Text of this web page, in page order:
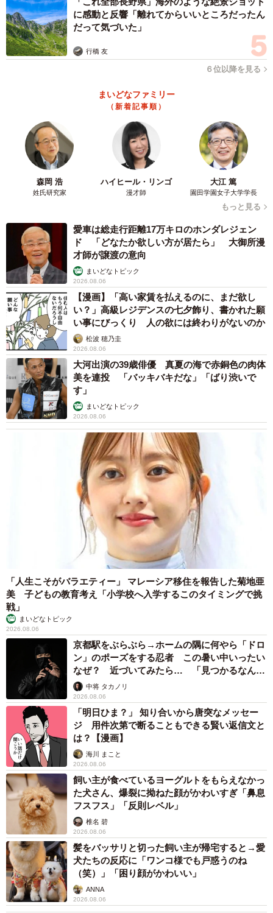
に感動と反響「離れてからいいところだったん
だって気づいた」
行橋 友
６位以降を見る
まいどなファミリー
（新着記事順）
森岡 浩
姓氏研究家
ハイヒール・リンゴ
漫才師
大江 篤
園田学園女子大学学長
もっと見る
愛車は総走行距離17万キロのホンダレジェン
ド 「どなたか欲しい方が居たら」 大御所漫
才師が譲渡の意向
まいどなトピック
2026.08.06
【漫画】「高い家賃を払えるのに、まだ欲し
い？」高級レジデンスの七夕飾り、書かれた願
い事にびっくり 人の欲には終わりがないのか
松波 穂乃圭
2026.08.06
大河出演の39歳俳優 真夏の海で赤銅色の肉体
美を連投 「バッキバキだな」「ばり渋いで
す」
まいどなトピック
2026.08.06
「人生こそがバラエティー」 マレーシア移住を報告した菊地亜
美 子どもの教育考え「小学校へ入学するこのタイミングで挑
戦」
まいどなトピック
2026.08.06
京都駅をぶらぶら→ホームの隅に何やら「ドロ
ン」のポーズをする忍者 この暑い中いったい
なぜ？ 近づいてみたら… 「見つかるなんて
未熟」中将 タカノリ
2026.08.06
「明日ひま？」 知り合いから唐突なメッセー
ジ 用件次第で断ることもできる賢い返信文と
は？【漫画】
海川 まこと
2026.08.06
飼い主が食べているヨーグルトをもらえなかっ
た犬さん、爆裂に拗ねた顔がかわいすぎ「鼻息
フスフス」「反則レベル」
椎名 碧
2026.08.06
髪をバッサリと切った飼い主が帰宅すると→愛
犬たちの反応に「ワンコ様でも戸惑うのね
（笑）」「困り顔がかわいい」
ANNA
2026.08.06